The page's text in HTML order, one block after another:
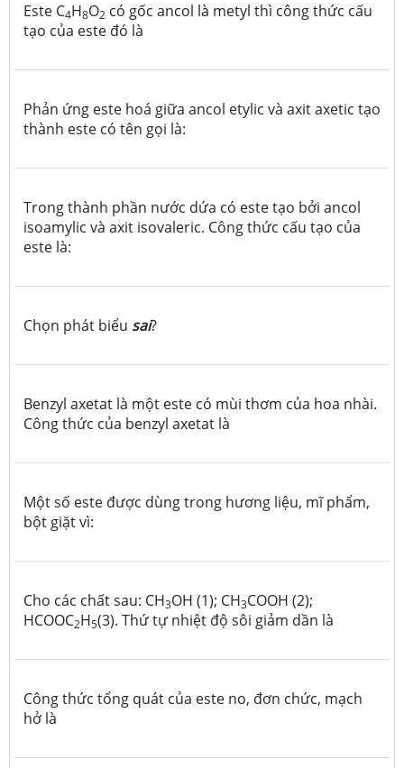
Este C4H8O2 có gốc ancol là metyl thì công thức cấu
tạo của este đó là
Phản ứng este hoá giữa ancol etylic và axit axetic tạo
thành este có tên gọi là:
Trong thành phần nước dứa có este tạo bởi ancol
isoamylic và axit isovaleric. Công thức cấu tạo của
este là:
Chọn phát biểu sai?
Benzyl axetat là một este có mùi thơm của hoa nhài.
Công thức của benzyl axetat là
Một số este được dùng trong hương liệu, mĩ phẩm,
bột giặt vì:
Cho các chất sau: CH3OH (1); CH3COOH (2);
HCOOC2H5(3). Thứ tự nhiệt độ sôi giảm dần là
Công thức tổng quát của este no, đơn chức, mạch
hở là